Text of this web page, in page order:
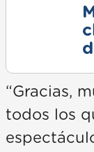
“Gracias,
todos los